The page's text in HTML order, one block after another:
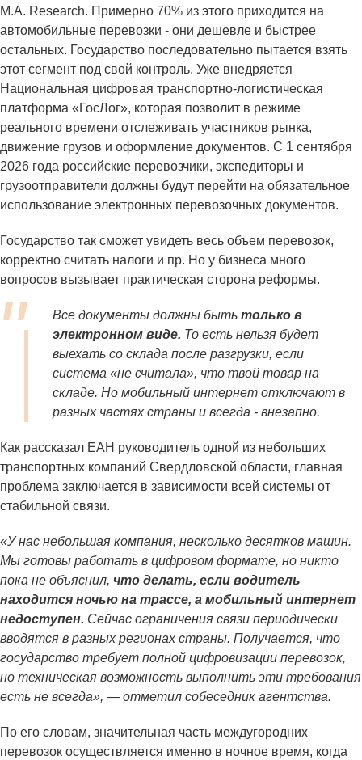
M.A. Research. Примерно 70% из этого приходится на
автомобильные перевозки - они дешевле и быстрее
остальных. Государство последовательно пытается взять
этот сегмент под свой контроль. Уже внедряется
Национальная цифровая транспортно-логистическая
платформа «ГосЛог», которая позволит в режиме
реального времени отслеживать участников рынка,
движение грузов и оформление документов. С 1 сентября
2026 года российские перевозчики, экспедиторы и
грузоотправители должны будут перейти на обязательное
использование электронных перевозочных документов.
Государство так сможет увидеть весь объем перевозок,
корректно считать налоги и пр. Но у бизнеса много
вопросов вызывает практическая сторона реформы.
Все документы должны быть только в
электронном виде. То есть нельзя будет
выехать со склада после разгрузки, если
система «не считала», что твой товар на
складе. Но мобильный интернет отключают в
разных частях страны и всегда - внезапно.
Как рассказал ЕАН руководитель одной из небольших
транспортных компаний Свердловской области, главная
проблема заключается в зависимости всей системы от
стабильной связи.
«У нас небольшая компания, несколько десятков машин.
Мы готовы работать в цифровом формате, но никто
пока не объяснил, что делать, если водитель
находится ночью на трассе, а мобильный интернет
недоступен. Сейчас ограничения связи периодически
вводятся в разных регионах страны. Получается, что
государство требует полной цифровизации перевозок,
но техническая возможность выполнить эти требования
есть не всегда», — отметил собеседник агентства.
По его словам, значительная часть междугородних
перевозок осуществляется именно в ночное время, когда